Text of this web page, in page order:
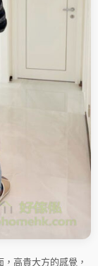
高貴大方的感覺，